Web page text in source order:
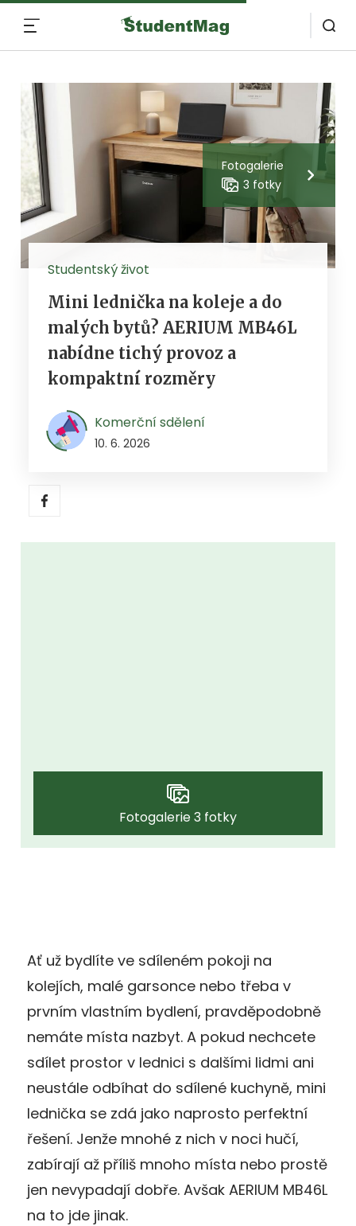
Fotogalerie
3 fotky
Studentský život
Mini lednička na koleje a do
malých bytů? AERIUM MB46L
nabídne tichý provoz a
kompaktní rozměry
Komerční sdělení
10. 6. 2026
Fotogalerie 3 fotky
Ať už bydlíte ve sdíleném pokoji na
kolejích, malé garsonce nebo třeba v
prvním vlastním bydlení, pravděpodobně
nemáte místa nazbyt. A pokud nechcete
sdílet prostor v lednici s dalšími lidmi ani
neustále odbíhat do sdílené kuchyně, mini
lednička se zdá jako naprosto perfektní
řešení. Jenže mnohé z nich v noci hučí,
zabírají až příliš mnoho místa nebo prostě
jen nevypadají dobře. Avšak AERIUM MB46L
na to jde jinak.